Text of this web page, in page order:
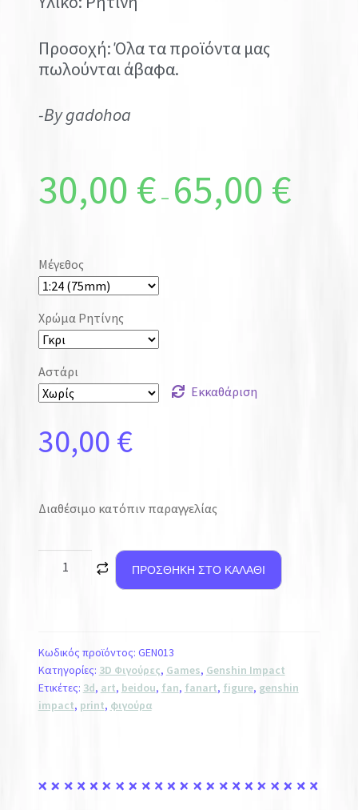
Προσοχή: Όλα τα προϊόντα μας
πωλούνται άβαφα.
-By gadohoa
30,00 € – 65,00 €
Μέγεθος
Χρώμα Ρητίνης
Αστάρι
Εκκαθάριση
30,00 €
Διαθέσιμο κατόπιν παραγγελίας
ΠΡΟΣΘΉΚΗ ΣΤΟ ΚΑΛΆΘΙ
Κωδικός προϊόντος: GEN013
Κατηγορίες: 3D Φιγούρες, Games, Genshin Impact
Ετικέτες: 3d, art, beidou, fan, fanart, figure, genshin
impact, print, φιγούρα